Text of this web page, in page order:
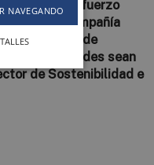
esfuerzo
de la compañía
presentadas de
funcionalidades sean
de Sostenibilidad e
NAVEGANDO